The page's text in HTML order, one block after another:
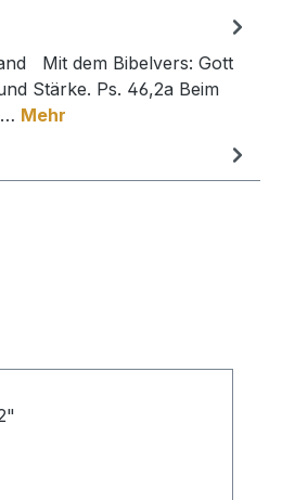
Mit dem Bibelvers: Gott
Stärke. Ps. 46,2a Beim
Mehr